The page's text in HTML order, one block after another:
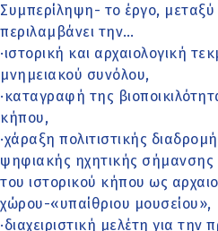
Συμπερίληψη- το έργο,
περιλαμβάνει την…
·ιστορική και αρχαιολογική
μνημειακού συνόλου,
·καταγραφή της
κήπου,
·χάραξη πολιτιστικής
ψηφιακής ηχητικής σήμανσης
του ιστορικού κήπου ως
χώρου-«υπαίθριου μουσείου»,
·διαχειριστική μελέτη για την